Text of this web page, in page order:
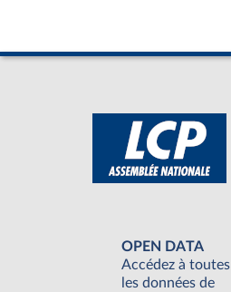
OPEN DATA
Accédez à toutes
les données de